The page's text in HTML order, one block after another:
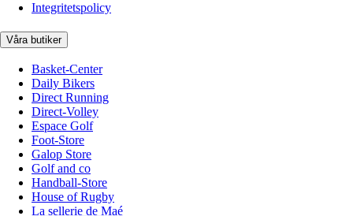
Integritetspolicy
Våra butiker
Basket-Center
Daily Bikers
Direct Running
Direct-Volley
Espace Golf
Foot-Store
Galop Store
Golf and co
Handball-Store
House of Rugby
La sellerie de Maé